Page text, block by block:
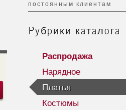
постоянным клиентам
Рубрики каталога
Распродажа
Нарядное
Платья
Костюмы